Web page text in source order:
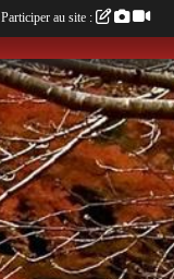
Participer au site :